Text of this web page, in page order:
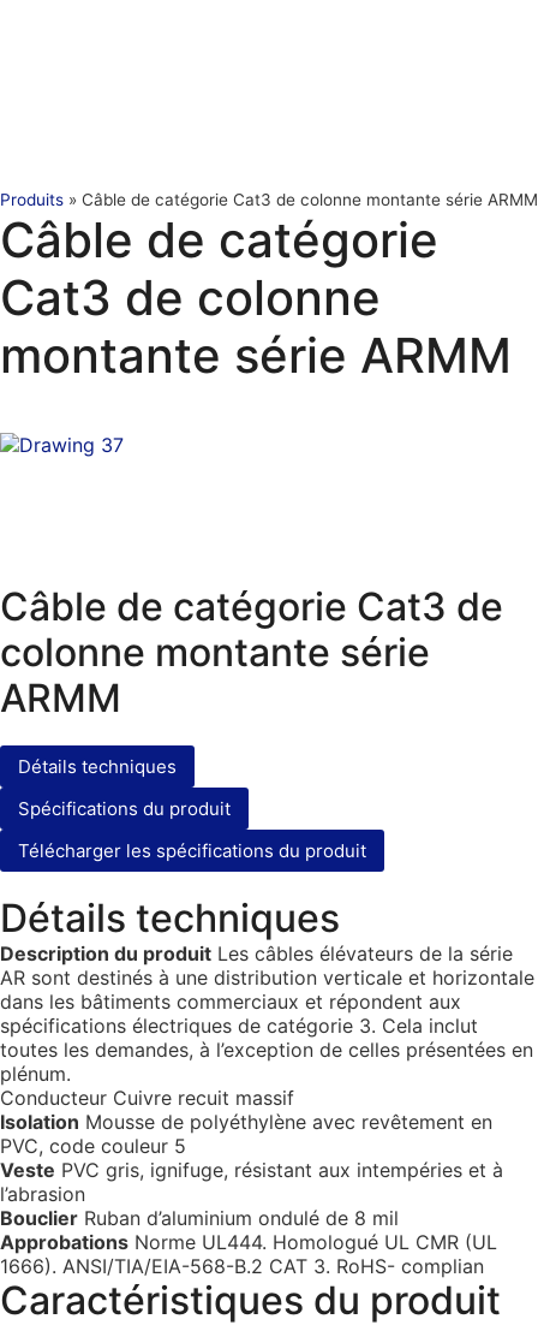
Produits » Câble de catégorie Cat3 de colonne montante série ARMM
Câble de catégorie
Cat3 de colonne
montante série ARMM
Câble de catégorie Cat3 de
colonne montante série
ARMM
Détails techniques
Spécifications du produit
Télécharger les spécifications du produit
Détails techniques
Description du produit Les câbles élévateurs de la série
AR sont destinés à une distribution verticale et horizontale
dans les bâtiments commerciaux et répondent aux
spécifications électriques de catégorie 3. Cela inclut
toutes les demandes, à l’exception de celles présentées en
plénum.
Conducteur Cuivre recuit massif
Isolation Mousse de polyéthylène avec revêtement en
PVC, code couleur 5
Veste PVC gris, ignifuge, résistant aux intempéries et à
l’abrasion
Bouclier Ruban d’aluminium ondulé de 8 mil
Approbations Norme UL444. Homologué UL CMR (UL
1666). ANSI/TIA/EIA-568-B.2 CAT 3. RoHS- complian
Caractéristiques du produit